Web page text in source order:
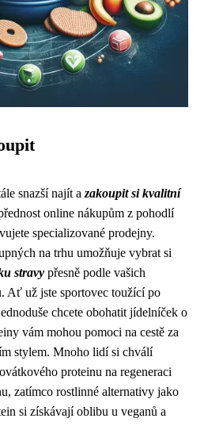
snazší najít a zakoupit si kvalitní
online nákupům z pohodlí
specializované prodejny.
na trhu umožňuje vybrat si
stravy přesně podle vašich
Ať už jste sportovec toužící po
chcete obohatit jídelníček o
vám mohou pomoci na cestě za
stylem. Mnoho lidí si chválí
proteinu na regeneraci
zatímco rostlinné alternativy jako
si získávají oblibu u veganů a